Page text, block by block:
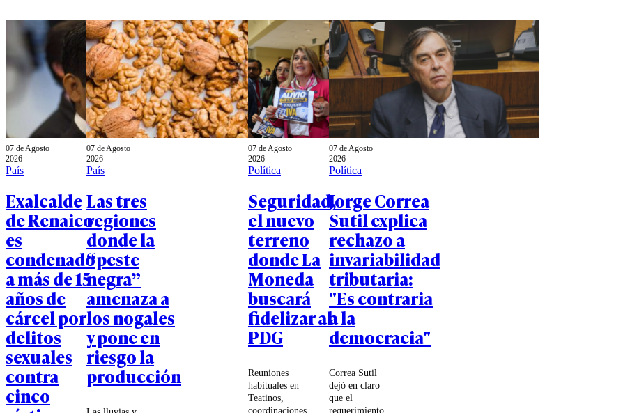
07 de Agosto
2026
País
Exalcalde
de Renaico
es
condenado
a más de 15
años de
cárcel por
delitos
sexuales
contra
cinco
07 de Agosto
2026
País
Las tres
regiones
donde la
“peste
negra”
amenaza a
los nogales
y pone en
riesgo la
producción
07 de Agosto
2026
Política
Seguridad,
el nuevo
terreno
donde La
Moneda
buscará
fidelizar al
PDG
Reuniones
habituales en
Teatinos,
coordinaciones
07 de Agosto
2026
Política
Jorge Correa
Sutil explica
rechazo a
invariabilidad
tributaria:
"Es contraria
a la
democracia"
Correa Sutil
dejó en claro
que el
requerimiento